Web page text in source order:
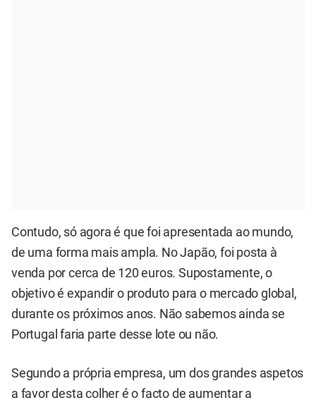
Contudo, só agora é que foi apresentada ao mundo,
de uma forma mais ampla. No Japão, foi posta à
venda por cerca de 120 euros. Supostamente, o
objetivo é expandir o produto para o mercado global,
durante os próximos anos. Não sabemos ainda se
Portugal faria parte desse lote ou não.
Segundo a própria empresa, um dos grandes aspetos
a favor desta colher é o facto de aumentar a